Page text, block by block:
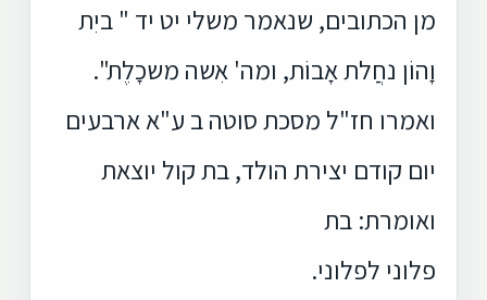
מן הכתובים, שנאמר משלי יט יד " ביִת
וָהוֹן נחֲלת אָבוֹת, ומה' אִשה משכָלֶת".
ואמרו חז"ל מסכת סוטה ב ע"א ארבעים
יום קודם יצירת הולד, בת קול יוצאת
ואומרת: בת
פלוני לפלוני.